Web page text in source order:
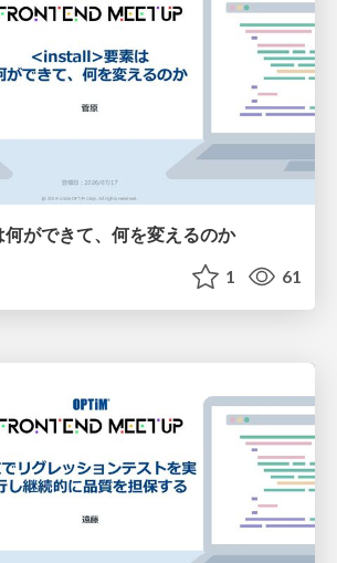
ができて、何を変えるのか​
1 61